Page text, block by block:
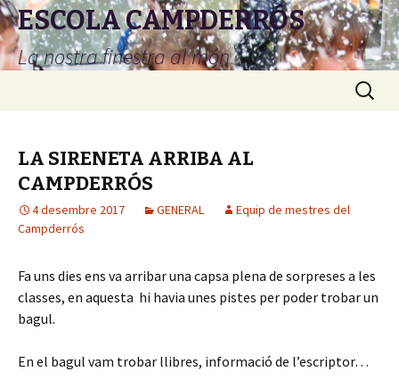
ESCOLA CAMPDERRÓS
La nostra finestra al món
Cerca:
LA SIRENETA ARRIBA AL
CAMPDERRÓS
4 desembre 2017 GENERAL
Equip de mestres del
Campderrós
Fa uns dies ens va arribar una capsa plena de sorpreses a les
classes, en aquesta hi havia unes pistes per poder trobar un
bagul.
En el bagul vam trobar llibres, informació de l’escriptor…